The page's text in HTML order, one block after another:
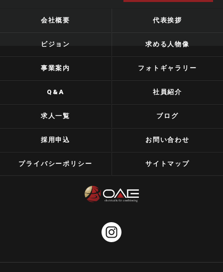
会社概要 代表挨拶
ビジョン 求める人物像
事業案内 フォトギャラリー
Q&A 社員紹介
求人一覧 ブログ
採用申込 お問い合わせ
プライバシーポリシー サイトマップ